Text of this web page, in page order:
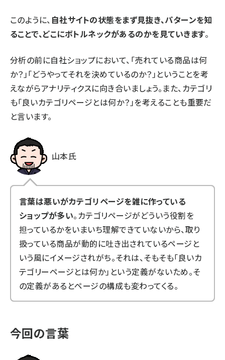
このように、 自社サイトの状態をまず見抜き、パターンを知
ることで、どこにボトルネックがあるのかを見ていきます。
分析の前に自社ショップにおいて、「売れている商品は何
か？」「どうやってそれを決めているのか？」ということを考
えながらアナリティクスに向き合いましょう。また、カテゴリ
も「良いカテゴリページとは何か？」を考えることも重要だ
と言います。
山本氏
言葉は悪いがカテゴリページを雑に作っている
ショップが多い。カテゴリページがどういう役割を
担っているかをいまいち理解できていないから、取り
扱っている商品が動的に吐き出されているページと
いう風にイメージされがち。それは、そもそも「良いカ
テゴリーページとは何か」という定義がないため。そ
の定義があるとページの構成も変わってくる。
今回の言葉